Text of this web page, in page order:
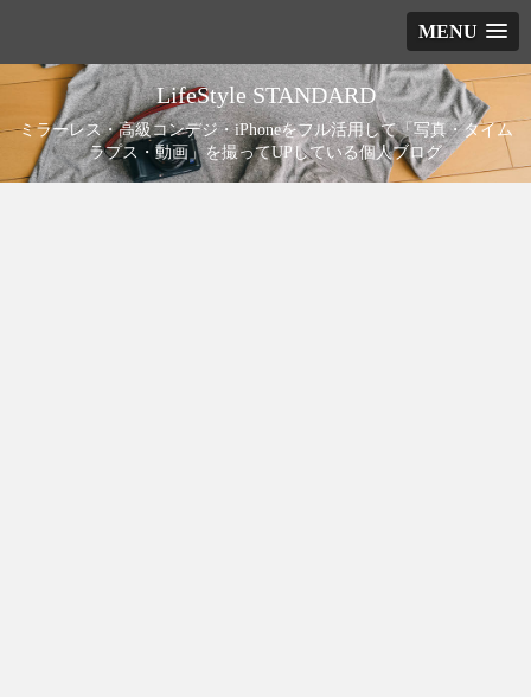
MENU
LifeStyle STANDARD
ミラーレス・高級コンデジ・iPhoneをフル活用して「写真・タイム
ラプス・動画」を撮ってUPしている個人ブログ